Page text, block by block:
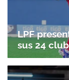
LPF
sus 24